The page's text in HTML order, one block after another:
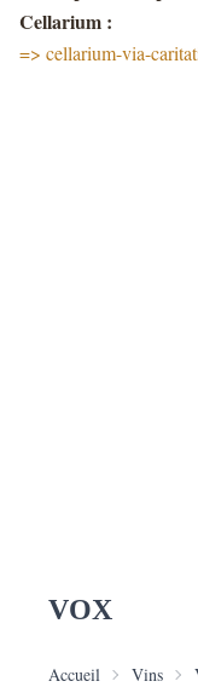
Cellarium :
=> cellarium-via-
VOX
Accueil Vins